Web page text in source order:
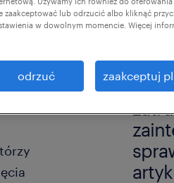
zaakceptować lub odrzucić albo kliknąć
w dowolnym momencie. Więcej
odrzuć zaakceptuj